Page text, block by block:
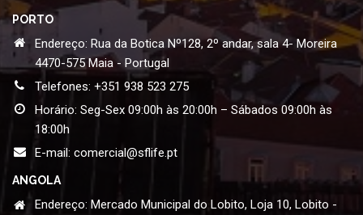
PORTO
Endereço: Rua da Botica Nº128, 2º andar, sala 4- Moreira
4470-575 Maia - Portugal
Telefones: +351 938 523 275
Horário: Seg-Sex 09:00h às 20:00h – Sábados 09:00h às
18:00h
E-mail: comercial@sflife.pt
ANGOLA
Endereço: Mercado Municipal do Lobito, Loja 10, Lobito -